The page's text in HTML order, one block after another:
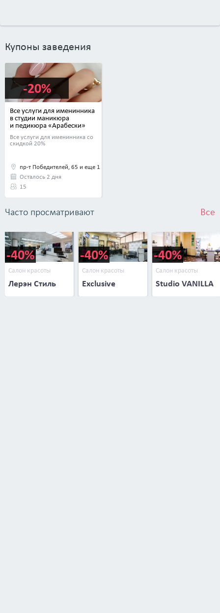
Купоны заведения
Все услуги для именинника
в студии маникюра
и педикюра «Арабески»
Все услуги для именинника со
скидкой 20%
пр-т Победителей, 65 и еще 1
Осталось 2 дня
15
-20%
Часто просматривают Все
-40%
Салон красоты
Лерэн Стиль
-40%
Салон красоты
Exclusive
-40%
Салон красоты
Studio VANILLA